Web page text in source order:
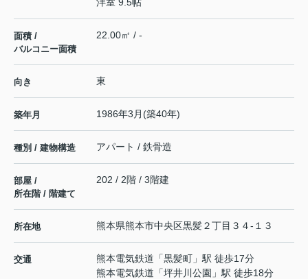
面積 /
バルコニー面積
22.00㎡ / -
向き 東
築年月 1986年3月(築40年)
種別 / 建物構造 アパート / 鉄骨造
部屋 /
所在階 / 階建て
202 / 2階 / 3階建
所在地 熊本県熊本市中央区黒髪２丁目３４-１３
交通 熊本電気鉄道 「黒髪町 」駅 徒歩17分
熊本電気鉄道 「坪井川公園 」駅 徒歩18分